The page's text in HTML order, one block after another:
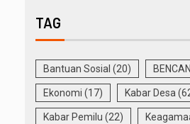
TAG
Bantuan Sosial (20)
Ekonomi (17) Kabar Desa
Kabar Pemilu (22)